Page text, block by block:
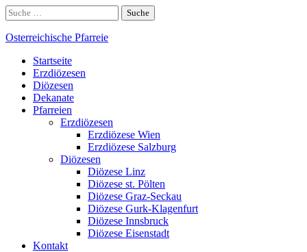
Skip
to
content
Suche
nach:
Osterreichische Pfarreie
Startseite
Erzdiözesen
Diözesen
Dekanate
Pfarreien
Erzdiözesen
Erzdiözese Wien
Erzdiözese Salzburg
Diözesen
Diözese Linz
Diözese st. Pölten
Diözese Graz-Seckau
Diözese Gurk-Klagenfurt
Diözese Innsbruck
Diözese Eisenstadt
Kontakt